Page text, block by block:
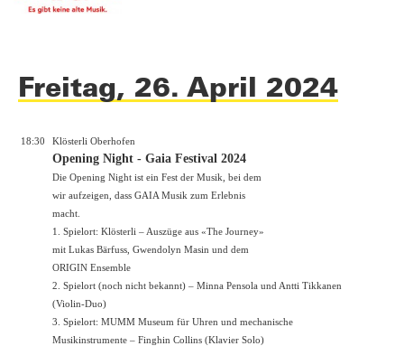
Freitag, 26. April 2024
18:30 Klösterli Oberhofen
Opening Night - Gaia Festival 2024
Die Opening Night ist ein Fest der Musik, bei dem
wir aufzeigen, dass GAIA Musik zum Erlebnis
macht.
1. Spielort: Klösterli – Auszüge aus «The Journey»
mit Lukas Bärfuss, Gwendolyn Masin und dem
ORIGIN Ensemble
2. Spielort (noch nicht bekannt) – Minna Pensola und Antti Tikkanen
(Violin-Duo)
3. Spielort: MUMM Museum für Uhren und mechanische
Musikinstrumente – Finghin Collins (Klavier Solo)